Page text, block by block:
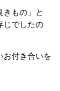
きもの」と
じでしたの
お付き合いを